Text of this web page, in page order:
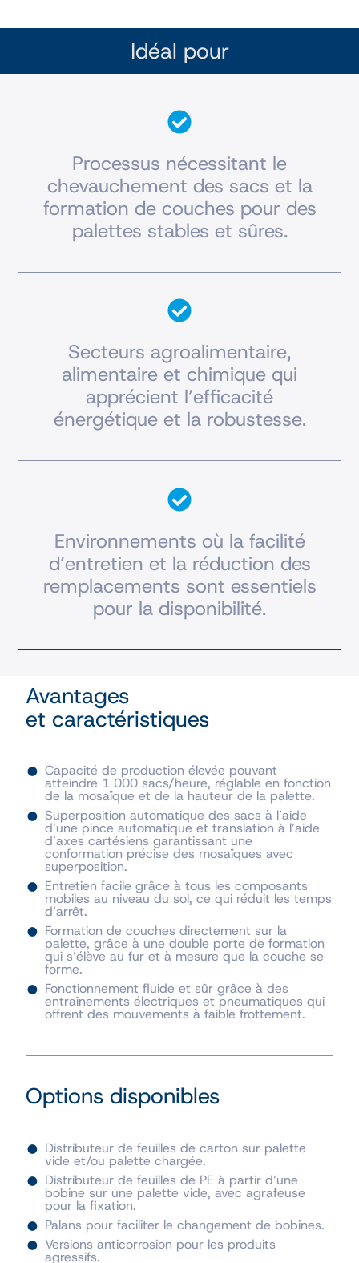
Idéal pour
Processus nécessitant le
chevauchement des sacs et la
formation de couches pour des
palettes stables et sûres.
Secteurs agroalimentaire,
alimentaire et chimique qui
apprécient l’efficacité
énergétique et la robustesse.
Environnements où la facilité
d’entretien et la réduction des
remplacements sont essentiels
pour la disponibilité.
Avantages
et caractéristiques
Capacité de production élevée pouvant
atteindre 1 000 sacs/heure, réglable en fonction
de la mosaïque et de la hauteur de la palette.
Superposition automatique des sacs à l’aide
d’une pince automatique et translation à l’aide
d’axes cartésiens garantissant une
conformation précise des mosaïques avec
superposition.
Entretien facile grâce à tous les composants
mobiles au niveau du sol, ce qui réduit les temps
d’arrêt.
Formation de couches directement sur la
palette, grâce à une double porte de formation
qui s’élève au fur et à mesure que la couche se
forme.
Fonctionnement fluide et sûr grâce à des
entraînements électriques et pneumatiques qui
offrent des mouvements à faible frottement.
Options disponibles
Distributeur de feuilles de carton sur palette
vide et/ou palette chargée.
Distributeur de feuilles de PE à partir d’une
bobine sur une palette vide, avec agrafeuse
pour la fixation.
Palans pour faciliter le changement de bobines.
Versions anticorrosion pour les produits
agressifs.